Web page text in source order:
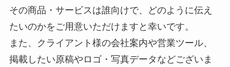
その商品・サービスは誰向けで、どのように伝え
たいのかをご用意いただけますと幸いです。
また、クライアント様の会社案内や営業ツール、
掲載したい原稿やロゴ・写真データなどございま